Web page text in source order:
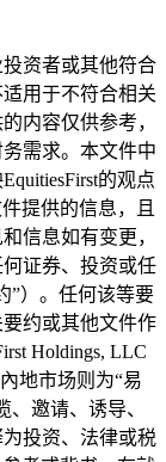
资者或其他符合
用于不符合相关
内容仅供参考，
需求。本文件中
的观点
提供的信息，且
信息如有变更，
证券、投资或任
”）。任何该等要
约或其他文件作
Holdings, LLC
地市场则为“易
邀请、诱导、
投资、法律或税